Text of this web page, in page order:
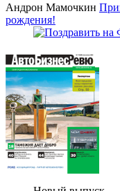
Андрон Мамочкин
рождения!